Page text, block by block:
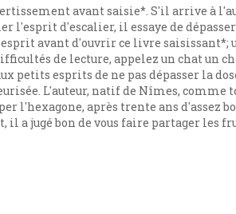
avant saisie*. S'il arrive à
l'esprit d'escalier, il essaye de
avant d'ouvrir ce livre saisissant*;
de lecture, appelez un chat un
petits esprits de ne pas dépasser la
L'auteur, natif de Nîmes,
l'hexagone, après trente ans d'assez
il a jugé bon de vous faire partager les